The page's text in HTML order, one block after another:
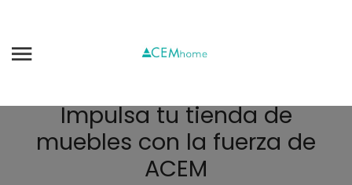
Impulsa tu tienda de
muebles con la fuerza de
ACEM